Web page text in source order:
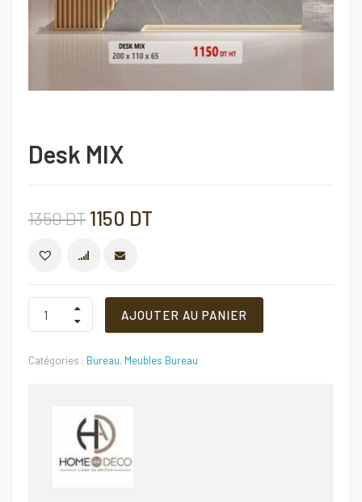
Desk MIX
1350DT Le
prix
initial
était :
1150 DT
actuel
est :
COMPARER
Desk
Quantité
AJOUTER AU PANIER
Catégories : Bureau, Meubles Bureau